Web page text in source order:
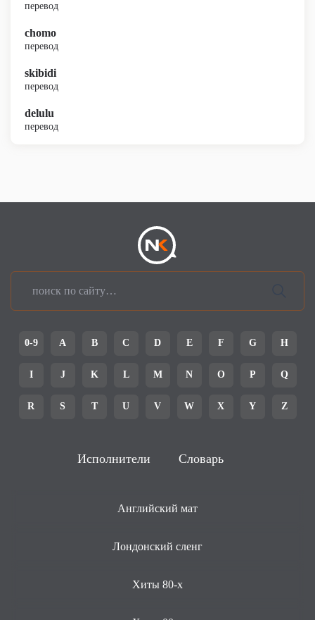
перевод
chomo
перевод
skibidi
перевод
delulu
перевод
0-9 A B C D E F G H
I J K L M N O P Q
R S T U V W X Y Z
Исполнители Словарь
Английский мат
Лондонский сленг
Хиты 80-х